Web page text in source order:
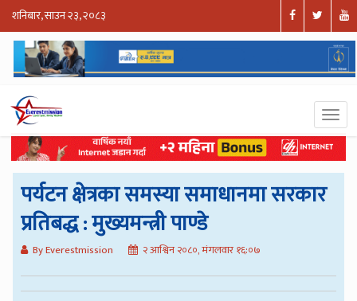
शनिबार, साउन २३, २०८३
पर्यटन क्षेत्रका समस्या समाधानमा सरकार
प्रतिबद्ध : मुख्यमन्त्री पाण्डे
By Everestmission २ आश्विन २०८०, मंगलवार १६:०७